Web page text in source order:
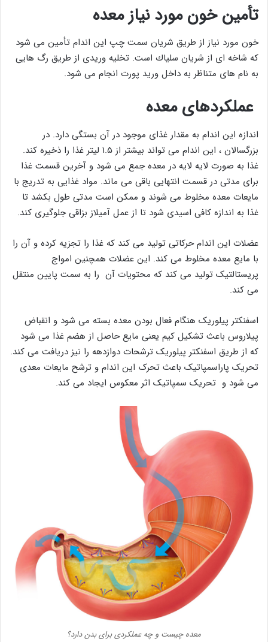
تأمین خون مورد نیاز معده
خون مورد نیاز از طریق شريان سمت چپ این اندام تأمين می شود
كه شاخه ای از شريان سلياك است. تخلیه وریدی از طریق رگ هایی
به نام های متناظر به داخل ورید پورت انجام می شود.
عملکردهای معده
اندازه این اندام به مقدار غذای موجود در آن بستگی دارد. در
بزرگسالان ، این اندام می تواند بیشتر از ۱.۵ لیتر غذا را ذخیره کند.
غذا به صورت لایه لایه در معده جمع می شود و آخرین قسمت غذا
برای مدتی در قسمت انتهایی باقی می ماند. مواد غذایی به تدریج با
مایعات معده مخلوط می شوند و ممکن است مدتی طول بکشد تا
غذا به اندازه کافی اسیدی شود تا از عمل آمیلاز بزاقی جلوگیری کند.
عضلات این اندام حرکاتی تولید می کند که غذا را تجزیه کرده و آن را
با مایع معده مخلوط می کند. این عضلات همچنین امواج
پریستالتیک تولید می کند که محتویات آن را به سمت پایین منتقل
می کند.
اسفنکتر پیلوریک هنگام فعال بودن معده بسته می شود و انقباض
پیلاروس باعث تشکیل کیم یعنی مایع حاصل از هضم غذا می شود
که از طریق اسفنکتر پیلوریک ترشحات دوازدهه را نیز دریافت می کند.
تحریک پاراسمپاتیک باعث تحرک این اندام و ترشح مایعات معدی
می شود و تحریک سمپاتیک اثر معکوس ایجاد می کند.
معده چیست و چه عملکردی برای بدن دارد؟